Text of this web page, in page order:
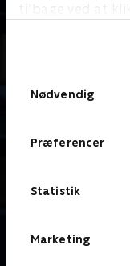
tilbage ved at
Nødvendig
Præferencer
Statistik
Marketing
Om Fartblind
Stjernespækket